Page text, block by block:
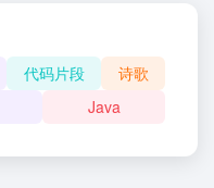
代码片段
诗歌
Java